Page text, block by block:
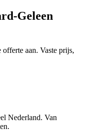
Geleen
aan. Vaste prijs,
Nederland. Van